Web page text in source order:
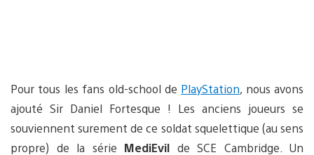
Pour tous les fans old-school de PlayStation, nous avons
ajouté Sir Daniel Fortesque ! Les anciens joueurs se
souviennent surement de ce soldat squelettique (au sens
propre) de la série MediEvil de SCE Cambridge. Un